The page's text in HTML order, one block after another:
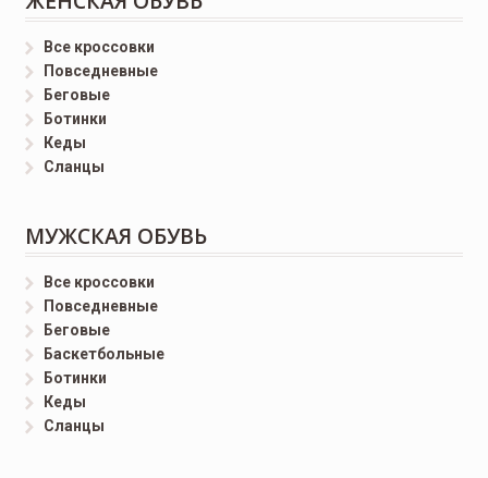
Все кроссовки
Повседневные
Беговые
Ботинки
Кеды
Сланцы
МУЖСКАЯ ОБУВЬ
Все кроссовки
Повседневные
Беговые
Баскетбольные
Ботинки
Кеды
Сланцы